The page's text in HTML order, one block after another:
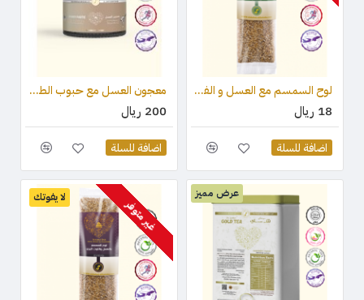
لوح السمسم مع العسل و الفستق (قطعة واحدة) 75 جرام
18 ريال
اضافة للسلة
معجون العسل مع حبوب الطلع وغذاء ملكات النحل والعكبر 100 جرام
200 ريال
اضافة للسلة
عرض مميز لا يفوتك
غير متوفر